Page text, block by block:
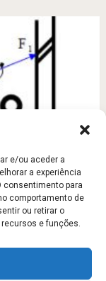
e/ou aceder a
a experiência
consentimento para
comportamento de
ou retirar o
e funções.
de